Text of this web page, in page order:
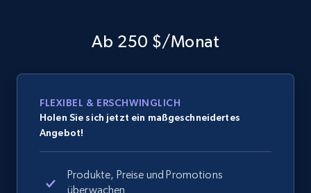
Ab 250 $/Monat
FLEXIBEL & ERSCHWINGLICH
Holen Sie sich jetzt ein maßgeschneidertes
Angebot!
Produkte, Preise und Promotions
überwachen